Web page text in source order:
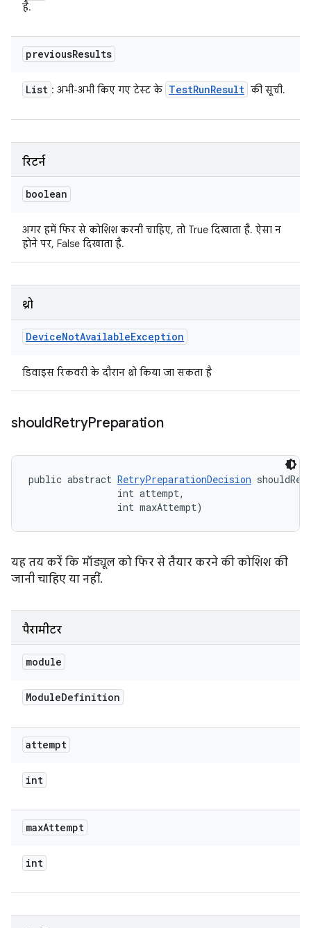
है.
previousResults
List : अभी-अभी किए गए टेस्ट के TestRunResult की सूची.
रिटर्न
boolean
अगर हमें फिर से कोशिश करनी चाहिए, तो True दिखाता है. ऐसा न
होने पर, False दिखाता है.
थ्रो
DeviceNotAvailableException
डिवाइस रिकवरी के दौरान थ्रो किया जा सकता है
shouldRetryPreparation
public abstract RetryPreparationDecision
                int attempt,
                int maxAttempt)
यह तय करें कि मॉड्यूल को फिर से तैयार करने की कोशिश की
जानी चाहिए या नहीं.
पैरामीटर
module
ModuleDefinition
attempt
int
maxAttempt
int